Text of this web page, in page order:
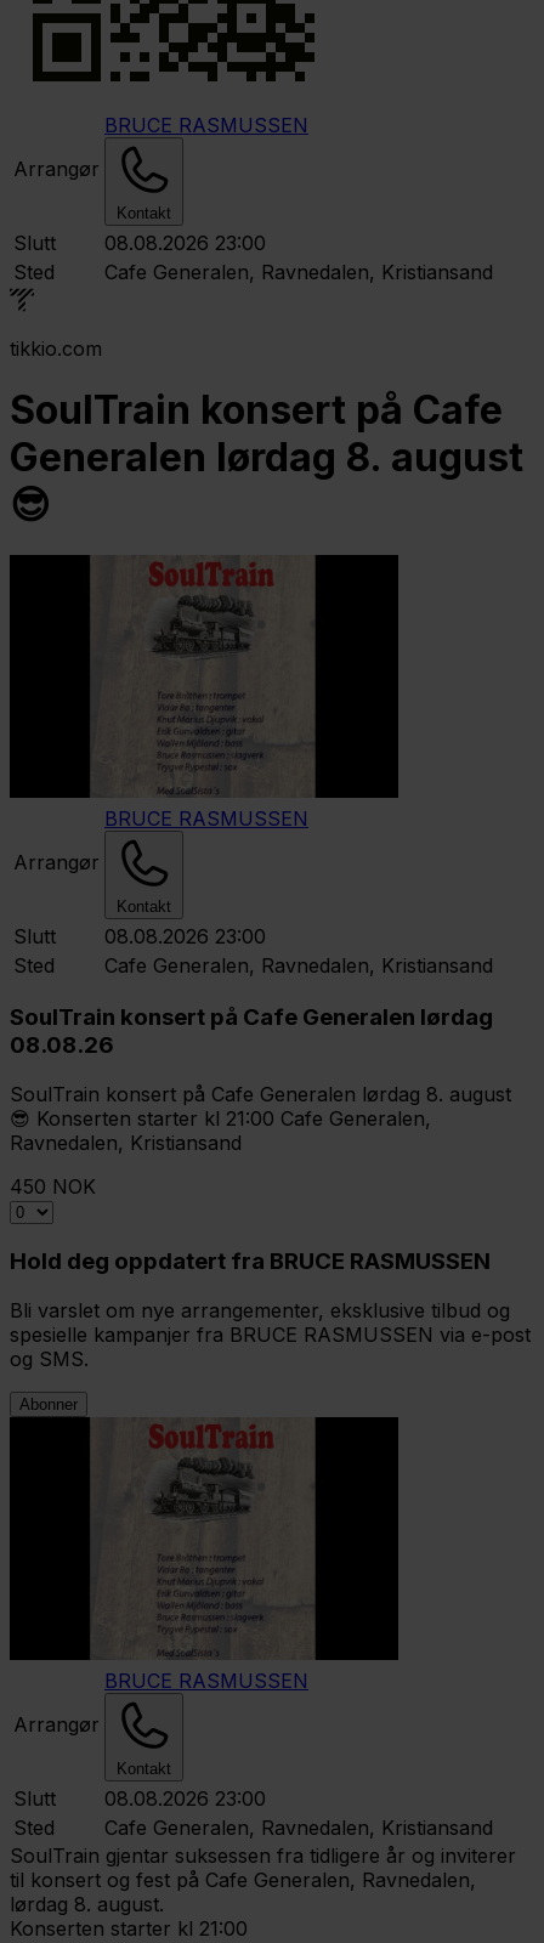
Arrangør
BRUCE RASMUSSEN
Kontakt
Slutt
08.08.2026 23:00
Sted
Cafe Generalen, Ravnedalen, Kristiansand
tikkio.com
SoulTrain konsert på Cafe
Generalen lørdag 8. august
😎
Arrangør
BRUCE RASMUSSEN
Kontakt
Slutt
08.08.2026 23:00
Sted
Cafe Generalen, Ravnedalen, Kristiansand
SoulTrain konsert på Cafe Generalen lørdag
08.08.26
SoulTrain konsert på Cafe Generalen lørdag 8. august
😎 Konserten starter kl 21:00 Cafe Generalen,
Ravnedalen, Kristiansand
450 NOK
Hold deg oppdatert fra BRUCE RASMUSSEN
Bli varslet om nye arrangementer, eksklusive tilbud og
spesielle kampanjer fra BRUCE RASMUSSEN via e-post
og SMS.
Abonner
Arrangør
BRUCE RASMUSSEN
Kontakt
Slutt
08.08.2026 23:00
Sted
Cafe Generalen, Ravnedalen, Kristiansand
SoulTrain gjentar suksessen fra tidligere år og inviterer
til konsert og fest på Cafe Generalen, Ravnedalen,
lørdag 8. august.
Konserten starter kl 21:00